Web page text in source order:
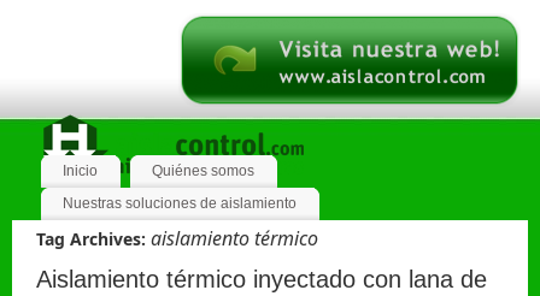
Inicio
Quiénes somos
Nuestras soluciones de aislamiento
Tag Archives: aislamiento térmico
Aislamiento térmico inyectado con lana de